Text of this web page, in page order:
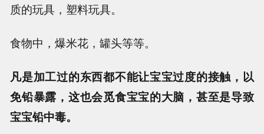
质的玩具，塑料玩具。
食物中，爆米花，罐头等等。
凡是加工过的东西都不能让宝宝过度的接触，以
免铅暴露，这也会觅食宝宝的大脑，甚至是导致
宝宝铅中毒。